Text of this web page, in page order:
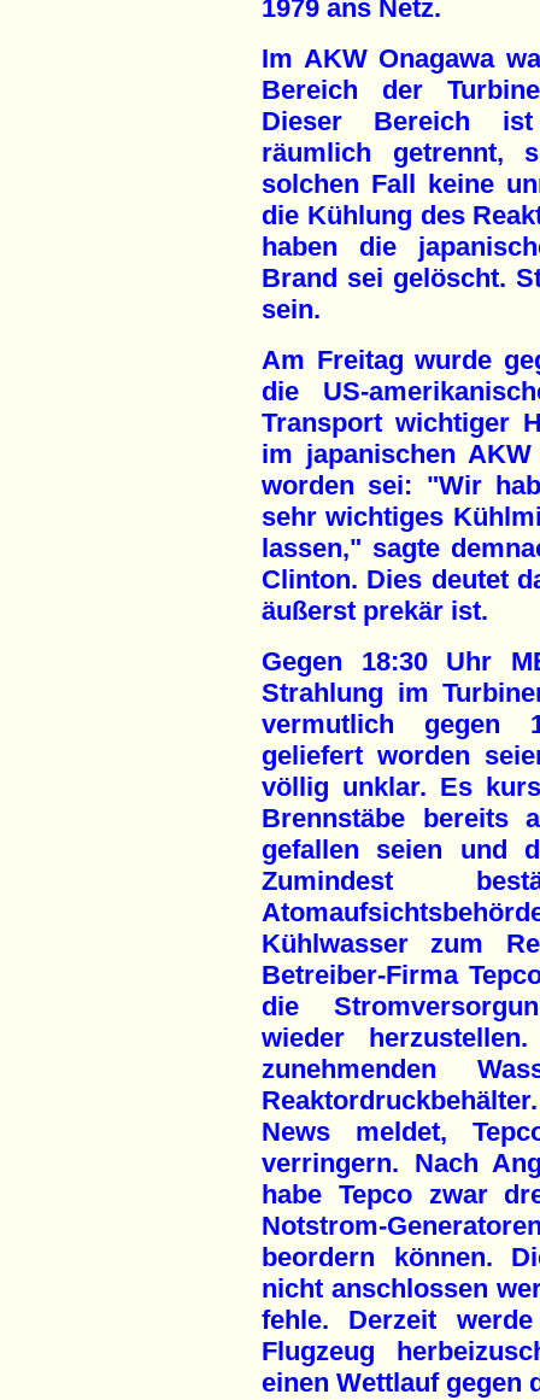
1979 ans Netz.
Im AKW Onagawa
Bereich der
Dieser Bereich ist
räumlich getrennt,
solchen Fall keine
die Kühlung des
haben die
Brand sei gelöscht.
sein.
Am Freitag wurde
die US-
Transport wichtiger
im japanischen
worden sei: "Wir
sehr wichtiges
lassen," sagte
Clinton. Dies deutet
äußerst prekär ist.
Gegen 18:30 Uhr
Strahlung im
vermutlich gegen
geliefert worden
völlig unklar. Es
Brennstäbe bereits
gefallen seien und
Zumindest
Kühlwasser zum
Betreiber-Firma
die
wieder
zunehmenden
News meldet,
verringern. Nach
habe Tepco zwar
Notstrom-
beordern können.
nicht anschlossen
fehle. Derzeit
Flugzeug
einen Wettlauf gegen